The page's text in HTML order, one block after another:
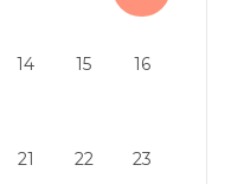
14 15 16
21 22 23